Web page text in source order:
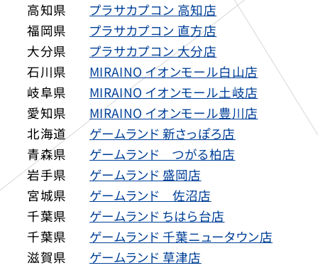
高知県
プラサカプコン 高知店
福岡県
プラサカプコン 直方店
大分県
プラサカプコン 大分店
石川県
MIRAINO イオンモール白山店
岐阜県
MIRAINO イオンモール土岐店
愛知県
MIRAINO イオンモール豊川店
北海道
ゲームランド 新さっぽろ店
青森県
ゲームランド つがる柏店
岩手県
ゲームランド 盛岡店
宮城県
ゲームランド 佐沼店
千葉県
ゲームランド ちはら台店
千葉県
ゲームランド 千葉ニュータウン店
滋賀県
ゲームランド 草津店